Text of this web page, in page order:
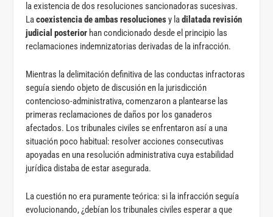
la existencia de dos resoluciones sancionadoras sucesivas.
Lacoexistencia de ambas resolucionesy ladilatada revisión
judicial posterior han condicionado desde el principio las
reclamaciones indemnizatorias derivadas de la infracción.
Mientras la delimitación definitiva de las conductas infractoras
seguía siendo objeto de discusión en la jurisdicción
contencioso-administrativa, comenzaron a plantearse las
primeras reclamaciones de daños por los ganaderos
afectados. Los tribunales civiles se enfrentaron así a una
situación poco habitual: resolver acciones consecutivas
apoyadas en una resolución administrativa cuya estabilidad
jurídica distaba de estar asegurada.
La cuestión no era puramente teórica: si la infracción seguía
evolucionando, ¿debían los tribunales civiles esperar a que